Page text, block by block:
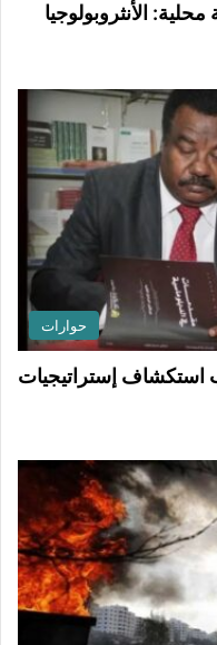
الأنثروبولوجيا
حوارات
استكشاف إستراتيجيات